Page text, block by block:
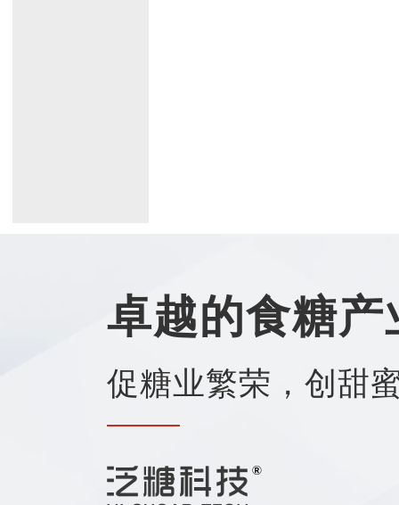
卓越的食糖
促糖业繁荣，创甜